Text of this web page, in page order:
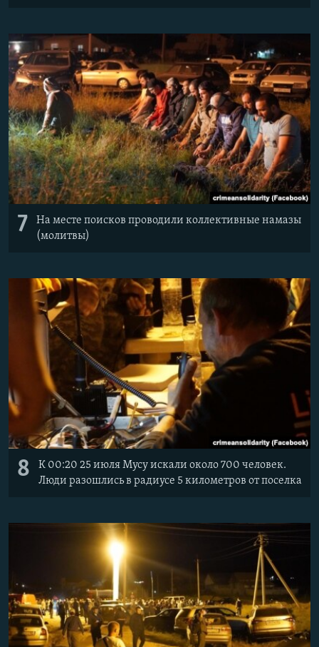
7
На месте поисков проводили коллективные намазы
(молитвы)
8
К 00:20 25 июля Мусу искали около 700 человек.
Люди разошлись в радиусе 5 километров от поселка